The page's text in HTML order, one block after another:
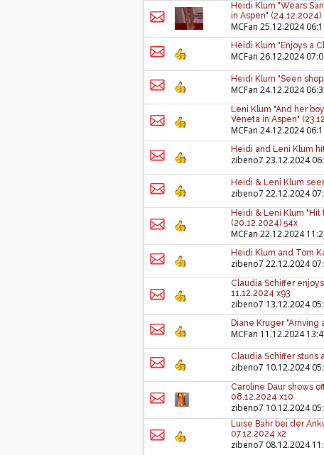
Heidi Klum "Wears
in Aspen" (24.12.2024)
MCFan 25.12.2024
Heidi Klum "Enjoys a
MCFan 26.12.2024
Heidi Klum "Seen
MCFan 24.12.2024
Leni Klum "And her
Veneta in Aspen"
MCFan 24.12.2024
Heidi and Leni Klum
zibeno7 23.12.2024
Heidi & Leni Klum
zibeno7 22.12.2024
Heidi & Leni Klum
(20.12.2024) 54x
MCFan 22.12.2024
Heidi Klum and Tom
zibeno7 22.12.2024
Claudia Schiffer
11.12.2024 x93
zibeno7 13.12.2024
Diane Kruger "Arriving
MCFan 11.12.2024
Claudia Schiffer stuns
zibeno7 10.12.2024
Caroline Daur shows
08.12.2024 x10
zibeno7 10.12.2024
Luise Bähr bei der
07.12.2024 x2
zibeno7 08.12.2024